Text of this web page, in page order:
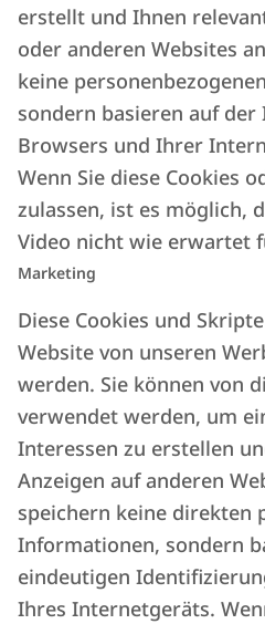
erstellt und Ihnen
oder anderen Websites
keine
sondern basieren auf
Browsers und Ihrer
Wenn Sie diese Cookies
zulassen, ist es möglich,
Video nicht wie erwartet
Marketing
Diese Cookies und
Website von unseren
werden. Sie können von
verwendet werden, um
Interessen zu erstellen
Anzeigen auf anderen
speichern keine direkten
Informationen, sondern
eindeutigen
Ihres Internetgeräts.